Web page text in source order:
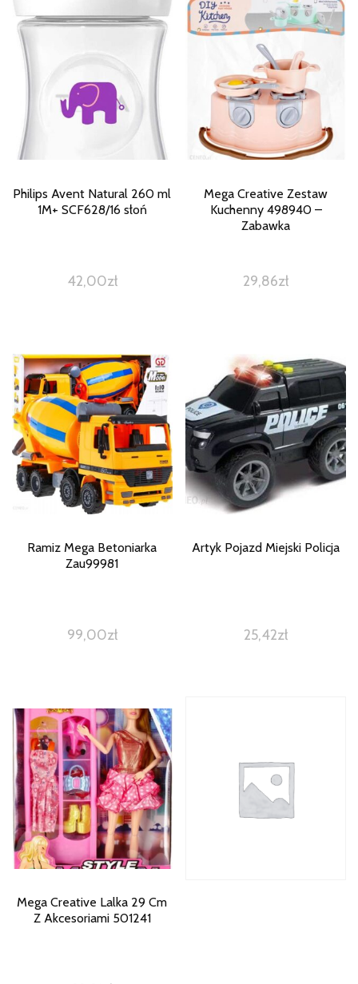
Philips Avent Natural 260 ml
1M+ SCF628/16 słoń
42,00zł
Mega Creative Zestaw
Kuchenny 498940 –
Zabawka
29,86zł
Ramiz Mega Betoniarka
Zau99981
99,00zł
Artyk Pojazd Miejski Policja
25,42zł
Mega Creative Lalka 29 Cm
Z Akcesoriami 501241